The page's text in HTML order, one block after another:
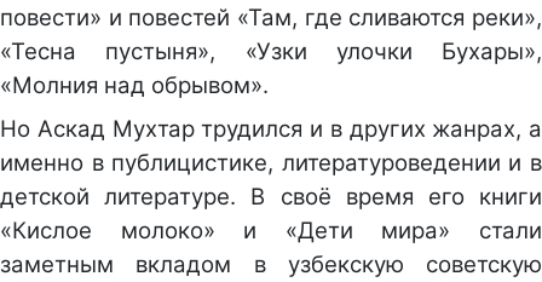
повести» и повестей «Там, где сливаются реки»,
«Тесна пустыня», «Узки улочки Бухары»,
«Молния над обрывом».
Но Аскад Мухтар трудился и в других жанрах, а
именно в публицистике, литературоведении и в
детской литературе. В своё время его книги
«Кислое молоко» и «Дети мира» стали
заметным вкладом в узбекскую советскую